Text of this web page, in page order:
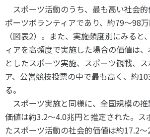
スポーツ活動のうち、最も高い社会
ポーツボランティアであり、約79～98
（図表2）。また、実施頻度別にみると
ィアを高頻度で実施した場合の価値は
としたスポーツ実施、スポーツ観戦、
ア、公営競技投票の中で最も高く、約
る。
スポーツ実施と同様に、全国規模の
価値は約3.2～4.0兆円と推定された。ス
たスポーツ活動の社会的価値は約17.2